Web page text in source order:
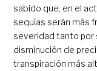
sabido que, en el
sequías serán más
severidad tanto por
disminución de
transpiración más